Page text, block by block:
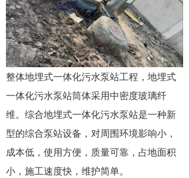
整体地埋式一体化污水泵站工程，地埋式
一体化污水泵站筒体采用中密度玻璃纤
维。综合地埋式一体化污水泵站是一种新
型的综合泵站设备，对周围环境影响小，
成本低，使用方便，质量可靠，占地面积
小，施工速度快，维护简单。